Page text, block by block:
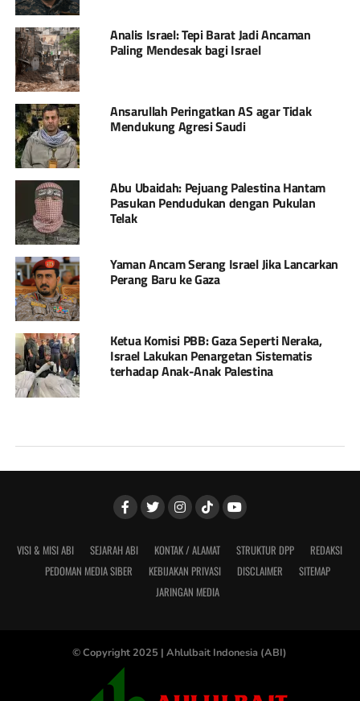
Analis Israel: Tepi Barat Jadi Ancaman
Paling Mendesak bagi Israel
Ansarullah Peringatkan AS agar Tidak
Mendukung Agresi Saudi
Abu Ubaidah: Pejuang Palestina Hantam
Pasukan Pendudukan dengan Pukulan
Telak
Yaman Ancam Serang Israel Jika Lancarkan
Perang Baru ke Gaza
Ketua Komisi PBB: Gaza Seperti Neraka,
Israel Lakukan Penargetan Sistematis
terhadap Anak-Anak Palestina
VISI & MISI ABI SEJARAH ABI KONTAK / ALAMAT STRUKTUR DPP
REDAKSI
PEDOMAN MEDIA SIBER
KEBIJAKAN PRIVASI DISCLAIMER
SITEMAP
JARINGAN MEDIA
© Copyright 2025 | Ahlulbait Indonesia (ABI)